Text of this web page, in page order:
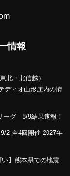
情報
北・北信越）
ディオ山形庄内の情
ーグ 8/9結果速報！
2 全4回開催 2027年
い】熊本県での地震